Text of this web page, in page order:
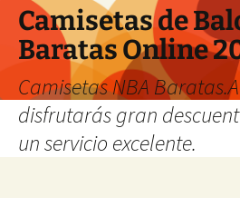
Camisetas de
Baratas Online
Camisetas NBA
disfrutarás gran
un servicio excelente.